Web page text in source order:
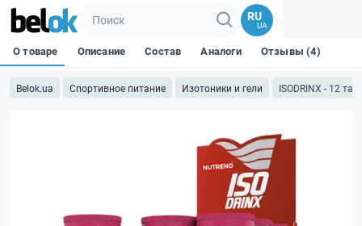
RU
UA
Belok.ua Спортивное питание Изотоники и гели ISODRINX - 12 таб
О товаре Описание Состав Аналоги Отзывы (4)